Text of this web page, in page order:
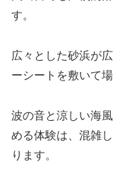
す。
広々とした砂浜が
ーシートを敷いて
波の音と涼しい海
める体験は、混雑
ります。